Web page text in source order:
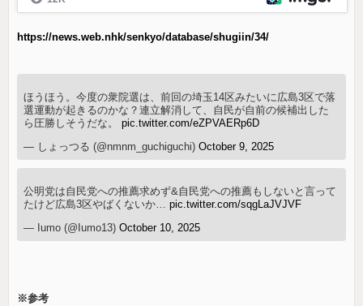
https://news.web.nhk/senkyo/database/shugiin/34/
ほうほう。今度の衆院選は、前回の埼玉14区みたいに広島3区で落
選運動が起きるのかな？連立解消して、自民が自前の候補出した
ら圧勝しそうだな。pic.twitter.com/eZPVAERp6D
— しょっつる (@nmnm_guchiguchi)October 9, 2025
公明党は自民党への推薦求めず&自民党への推薦もしないと言って
たけど広島3区やばくないか…pic.twitter.com/sqgLaJVJVF
— Iumo (@Iumo13)October 10, 2025
※参考